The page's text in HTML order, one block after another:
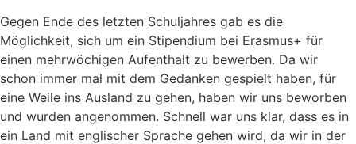
Gegen Ende des letzten Schuljahres gab es die
Möglichkeit, sich um ein Stipendium bei Erasmus+ für
einen mehrwöchigen Aufenthalt zu bewerben. Da wir
schon immer mal mit dem Gedanken gespielt haben, für
eine Weile ins Ausland zu gehen, haben wir uns beworben
und wurden angenommen. Schnell war uns klar, dass es in
ein Land mit englischer Sprache gehen wird, da wir in der